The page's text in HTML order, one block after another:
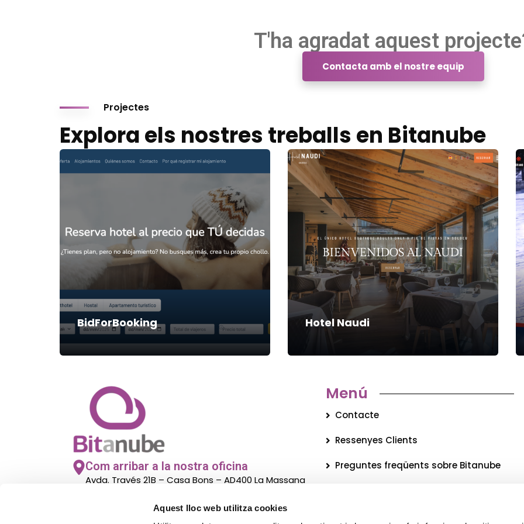
Aquest lloc web utilitza cookies
T'ha agradat aquest
Contacta amb el nostre equip
Projectes
Explora els nostres treballs en Bitanube
BidForBooking Hotel Naudi
Com arribar a la nostra oficina
Avda. Través 21B – Casa Bons – AD400 La Massana
Menú
Contacte
Ressenyes Clients
Preguntes freqüents sobre Bitanube